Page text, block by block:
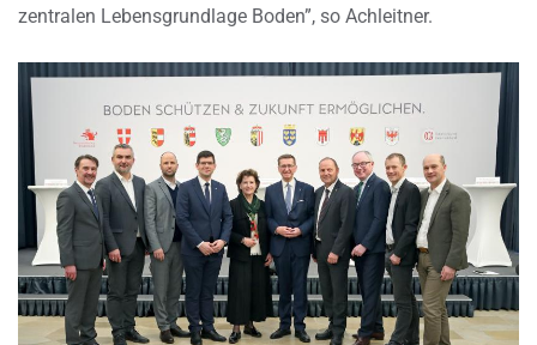
zentralen Lebensgrundlage Boden”, so Achleitner.